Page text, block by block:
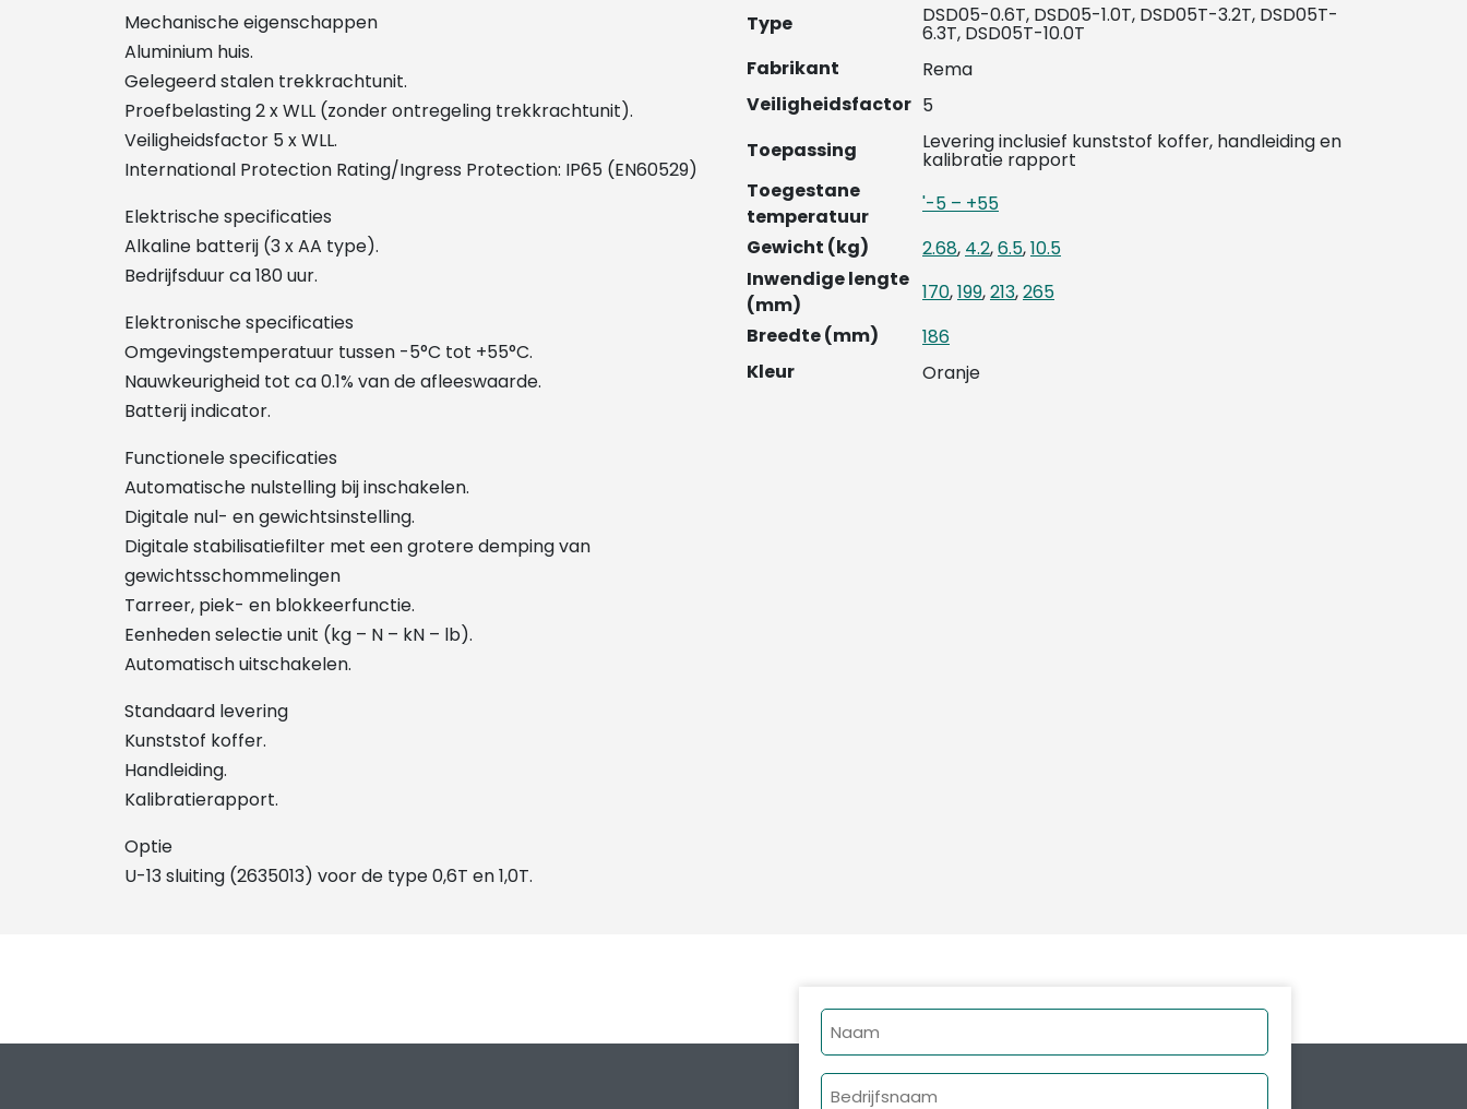
Mechanische eigenschappen
Aluminium huis.
Gelegeerd stalen trekkrachtunit.
Proefbelasting 2 x WLL (zonder ontregeling trekkrachtunit).
Veiligheidsfactor 5 x WLL.
International Protection Rating/Ingress Protection: IP65 (EN60529)
Elektrische specificaties
Alkaline batterij (3 x AA type).
Bedrijfsduur ca 180 uur.
Elektronische specificaties
Omgevingstemperatuur tussen -5°C tot +55°C.
Nauwkeurigheid tot ca 0.1% van de afleeswaarde.
Batterij indicator.
Functionele specificaties
Automatische nulstelling bij inschakelen.
Digitale nul- en gewichtsinstelling.
Digitale stabilisatiefilter met een grotere demping van
gewichtsschommelingen
Tarreer, piek- en blokkeerfunctie.
Eenheden selectie unit (kg – N – kN – lb).
Automatisch uitschakelen.
Standaard levering
Kunststof koffer.
Handleiding.
Kalibratierapport.
Optie
U-13 sluiting (2635013) voor de type 0,6T en 1,0T.
Type
DSD05-0.6T, DSD05-1.0T, DSD05T-3.2T, DSD05T-
6.3T, DSD05T-10.0T
Fabrikant
Rema
Veiligheidsfactor 5
Toepassing
Levering inclusief kunststof koffer, handleiding en
kalibratie rapport
Toegestane
temperatuur
'-5 – +55
Gewicht (kg)
2.68, 4.2,6.5,10.5
Inwendige lengte
(mm)
170,199,213,265
Breedte (mm)
186
Kleur
Oranje
Naam
Bedrijfsnaam